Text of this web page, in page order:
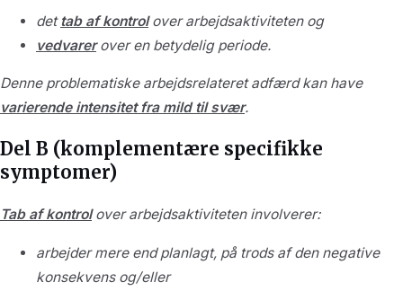
dettab af kontrolover arbejdsaktiviteten og
vedvarerover en betydelig periode.
Denne problematiske arbejdsrelateret adfærd kan have
varierende intensitet fra mild til svær.
Del B (komplementære specifikke
symptomer)
Tab af kontrolover arbejdsaktiviteten involverer:
arbejder mere end planlagt, på trods af den negative
konsekvens og/eller